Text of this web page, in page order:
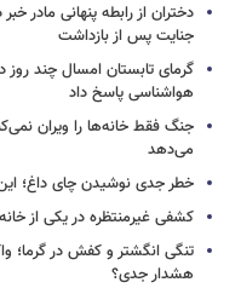
دختران از رابطه پنهانی مادر
جنایت پس از بازداشت
گرمای تابستان امسال چند
هواشناسی پاسخ داد
جنگ فقط خانه‌ها را ویران
می‌دهد
خطر جدی نوشیدن چای داغ؛
کشفی غیرمنتظره در یکی از
تنگی انگشتر و کفش در گرما؛
هشدار جدی؟